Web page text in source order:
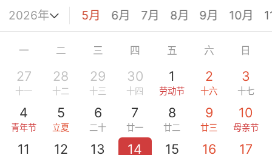
3月 4月 5月 6月 7月 8月 9月 10月
一 二 三 四 五 六 日
27
十一
28
十二
29
十三
30
十四
1
劳动节
2
十六
3
十七
4
青年节
5
立夏
6
二十
7
廿一
8
廿二
9
廿三
10
母亲节
11 12 13 14 15 16 17